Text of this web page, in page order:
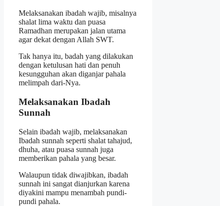
Melaksanakan ibadah wajib, misalnya
shalat lima waktu dan puasa
Ramadhan merupakan jalan utama
agar dekat dengan Allah SWT.
Tak hanya itu, badah yang dilakukan
dengan ketulusan hati dan penuh
kesungguhan akan diganjar pahala
melimpah dari-Nya.
Melaksanakan Ibadah
Sunnah
Selain ibadah wajib, melaksanakan
Ibadah sunnah seperti shalat tahajud,
dhuha, atau puasa sunnah juga
memberikan pahala yang besar.
Walaupun tidak diwajibkan, ibadah
sunnah ini sangat dianjurkan karena
diyakini mampu menambah pundi-
pundi pahala.